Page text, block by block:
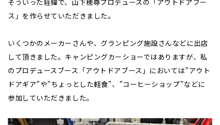
ス」を作らせていただきました。
いくつかのメーカーさんや、グランピング施設さんなどに出店
して頂きました。キャンピングカーショーではありますが、私
のプロデュースブース「アウトドアブース」においては”アウト
ドアギア”や”ちょっとした軽食”、”コーヒーショップ”などに
参加していただきました。